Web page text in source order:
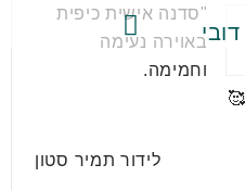
"סדנה אישית כיפית
באוירה נעימה
וחמימה.
לידור תמיר סטון